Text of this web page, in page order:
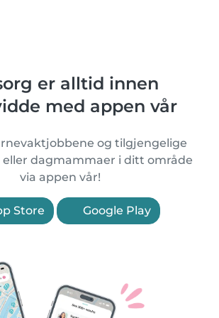
er alltid innen
med appen vår
og tilgjengelige
dagmammaer i ditt område
via appen vår!
Store Google Play